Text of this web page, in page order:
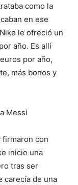
como la
en ese
le ofreció un
año. Es allí
por año,
más bonos y
Messi
firmaron con
inicio una
tras ser
carecía de una